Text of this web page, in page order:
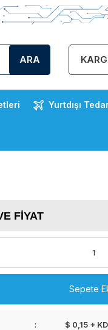
ARA
Yurtdışı
FIYAT
Sepete
$ 0,15 +